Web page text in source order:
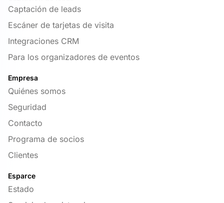
Captación de leads
Escáner de tarjetas de visita
Integraciones CRM
Para los organizadores de eventos
Empresa
Quiénes somos
Seguridad
Contacto
Programa de socios
Clientes
Esparce
Estado